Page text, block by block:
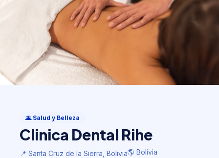
Clinica Dental Rihe
📍 Santa Cruz de la Sierra, Bolivia 🌎 Bolivia
🌋 Salud y Belleza
Clinica Dental Rihe
📍 Santa Cruz de la Sierra, Bolivia🌎 Bolivia